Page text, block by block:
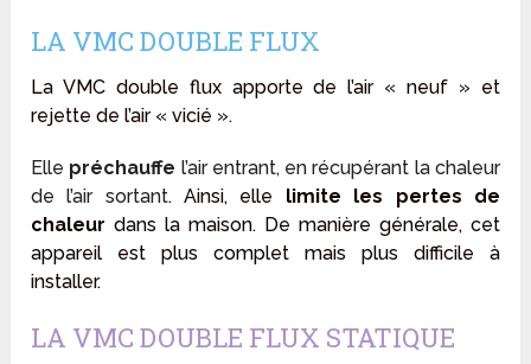
LA VMC DOUBLE FLUX
La VMC double flux apporte de l’air « neuf » et
rejette de l’air « vicié ».
Elle préchauffe l’air entrant, en récupérant la chaleur
de l’air sortant. Ainsi, elle limite les
pertes de
chaleurdans la maison. De manière générale, cet
appareil est plus complet mais plus difficile à
installer.
LA VMC DOUBLE FLUX STATIQUE